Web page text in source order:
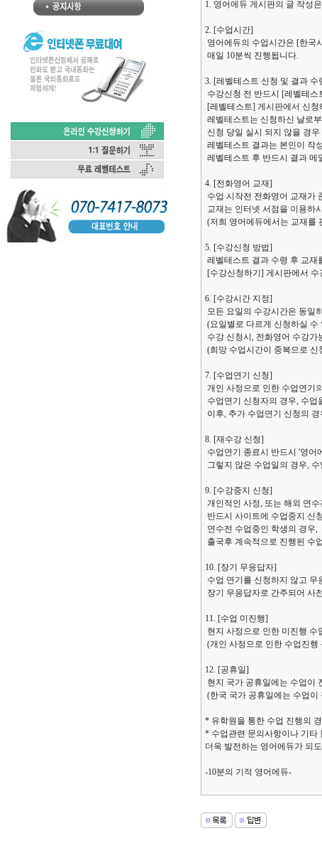
1. 영어에듀 게시판의 글 작성
2. [수업시간]
영어에듀의 수업시간은 [한국
매일 10분씩 진행됩니다.
3. [레벨테스트 신청 및 결과 수
수강신청 전 반드시 [레벨테
[레벨테스트] 게시판에서 신청
레벨테스트는 신청하신 날로
신청 당일 실시 되지 않을 경
레벨테스트 결과는 본인이 작
레벨테스트 후 반드시 결과 메
4. [전화영어 교재]
수업 시작전 전화영어 교재가
교재는 인터넷 서점을 이용하
(저희 영어에듀에서는 교재를
5. [수강신청 방법]
레벨테스트 결과 수령 후 교재
[수강신청하기] 게시판에서
6. [수강시간 지정]
모든 요일의 수강시간은 동일
(요일별로 다르게 신청하실 수
수강 신청시, 전화영어 수강가
(희망 수업시간이 중복으로
7. [수업연기 신청]
개인 사정으로 인한 수업연기
수업연기 신청자의 경우, 수업
이후, 추가 수업연기 신청의
8. [재수강 신청]
수업연기 종료시 반드시 '영어
그렇지 않은 수업일의 경우,
9. [수강중지 신청]
개인적인 사정, 또는 해외 연
반드시 사이트에 수업중지 신
연수전 수업중인 학생의 경우,
출국후 계속적으로 진행된 수
10. [장기 무응답자]
수업 연기를 신청하지 않고 무
장기 무응답자로 간주되어 사
11. [수업 미진행]
현지 사정으로 인한 미진행 수
(개인 사정으로 인한 수업진
12. [공휴일]
현지 국가 공휴일에는 수업이
(한국 국가 공휴일에는 수업이
* 유학원을 통한 수업 진행의
* 수업관련 문의사항이나 기타
더욱 발전하는 영어에듀가 되
-10분의 기적 영어에듀-